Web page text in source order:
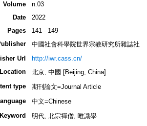
Volume
n.03
Date
2022
Pages
141 - 149
中國社會科學院世界宗教研究所雜誌社
Url
http://iwr.cass.cn/
Location
北京, 中國 [Beijing, China]
type
期刊論文=Journal Article
中文=Chinese
Keyword
明代; 北宗禪僧; 唯識學